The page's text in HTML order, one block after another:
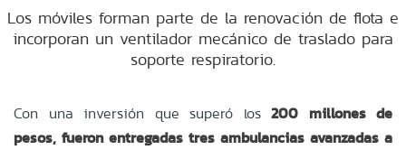
Los móviles forman parte de la renovación de flota e
incorporan un ventilador mecánico de traslado para
soporte respiratorio.
Con una inversión que superó los 200 millones de
pesos, fueron entregadas tres ambulancias avanzadas a